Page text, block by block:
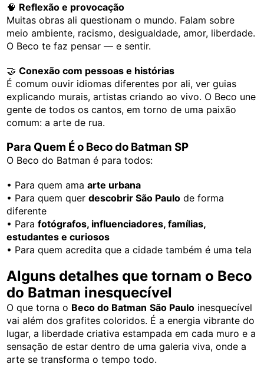
🧠 Reflexão e provocação
Muitas obras ali questionam o mundo. Falam sobre
meio ambiente, racismo, desigualdade, amor, liberdade.
O Beco te faz pensar — e sentir.
🤝Conexão com pessoas e histórias
É comum ouvir idiomas diferentes por ali, ver guias
explicando murais, artistas criando ao vivo. O Beco une
gente de todos os cantos, em torno de uma paixão
comum: a arte de rua.
Para Quem É o Beco do Batman SP
O Beco do Batman é para todos:
• Para quem amaarte urbana
• Para quem querdescobrir São Paulo de forma
diferente
• Parafotógrafos, influenciadores, famílias,
estudantes e curiosos
• Para quem acredita que a cidade também é uma tela
Alguns detalhes que tornam o Beco
do Batman inesquecível
O que torna o Beco do Batman São Paulo inesquecível
vai além dos grafites coloridos. É a energia vibrante do
lugar, a liberdade criativa estampada em cada muro e a
sensação de estar dentro de uma galeria viva, onde a
arte se transforma o tempo todo.